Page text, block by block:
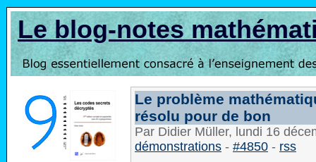
Le blog-notes
Le problème
résolu pour de bon
Par Didier Müller, lundi 16
démonstrations - #4850 - rss